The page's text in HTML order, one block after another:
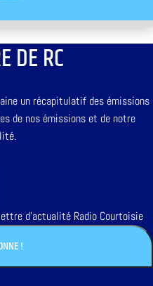
DE RC
un récapitulatif des émissions
de nos émissions et de notre
d'actualité Radio Courtoisie